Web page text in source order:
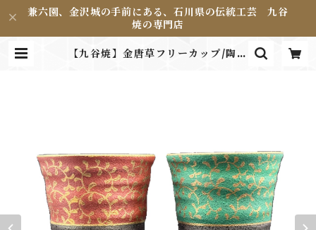
兼六園、金沢城の手前にある、石川県の伝統工芸 九谷
焼の専門店
【九谷焼】金唐草フリーカップ/陶明